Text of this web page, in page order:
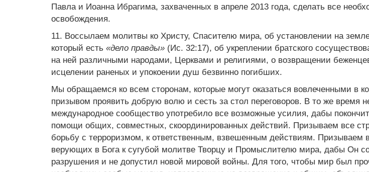
Павла и Иоанна Ибрагима, захваченных в апреле 2013 года, сделать все
освобождения.
11. Воссылаем молитвы ко Христу, Спасителю мира, об установлении на
который есть «дело правды» (Ис. 32:17), об укреплении братского
на ней различными народами, Церквами и религиями, о возвращении
исцелении раненых и упокоении душ безвинно погибших.
Мы обращаемся ко всем сторонам, которые могут оказаться вовлеченными в
призывом проявить добрую волю и сесть за стол переговоров. В то же время
международное сообщество употребило все возможные усилия, дабы
помощи общих, совместных, скоординированных действий. Призываем все
борьбу с терроризмом, к ответственным, взвешенным действиям. Призываем
верующих в Бога к сугубой молитве Творцу и Промыслителю мира, дабы Он
разрушения и не допустил новой мировой войны. Для того, чтобы мир был